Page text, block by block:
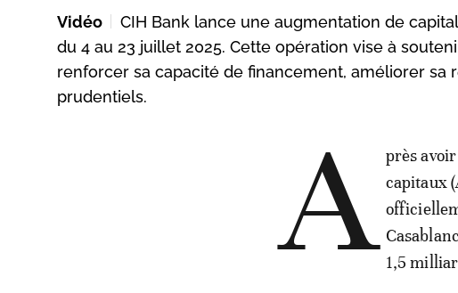
Vidéo
CIH Bank lance une augmentation de
du 4 au 23 juillet 2025. Cette opération vise à
renforcer sa capacité de financement, améliorer
prudentiels.
A près
capitaux
1,5